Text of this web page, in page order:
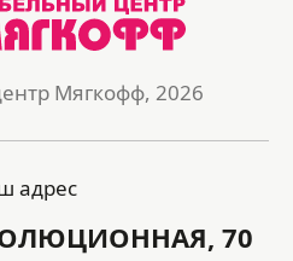
Мягкофф, 2026
адрес
70